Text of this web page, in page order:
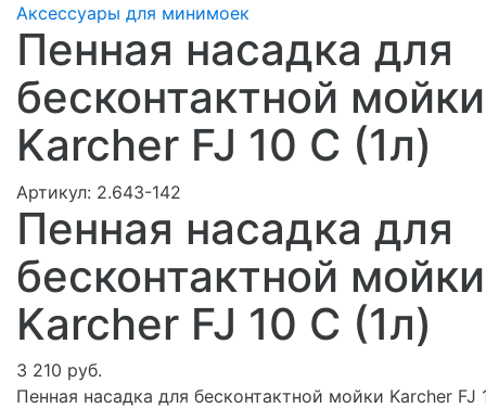
Аксессуары для минимоек
Пенная насадка для
бесконтактной мойки
Karcher FJ 10 C (1л)
Артикул: 2.643-142
Пенная насадка для
бесконтактной мойки
Karcher FJ 10 C (1л)
3 210 руб.
Пенная насадка для бесконтактной мойки Karcher FJ